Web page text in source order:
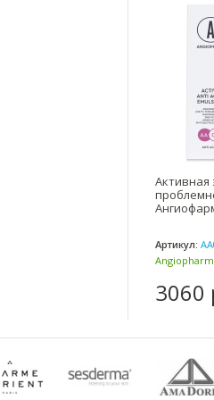
Активная
Артикул:
3060